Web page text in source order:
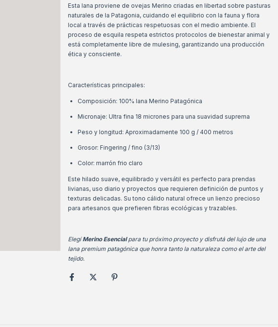
Esta lana proviene de ovejas Merino criadas en libertad sobre pasturas
naturales de la Patagonia, cuidando el equilibrio con la fauna y flora
local a través de prácticas respetuosas con el medio ambiente. El
proceso de esquila respeta estrictos protocolos de bienestar animal y
está completamente libre de mulesing, garantizando una producción
ética y consciente.
Características principales:
Composición: 100% lana Merino Patagónica
Micronaje: Ultra fina 18 micrones para una suavidad suprema
Peso y longitud: Aproximadamente 100 g / 400 metros
Grosor: Fingering / fino (3/13)
Color: marrón frio claro
Este hilado suave, equilibrado y versátil es perfecto para prendas
livianas, uso diario y proyectos que requieren definición de puntos y
texturas delicadas. Su tono cálido natural ofrece un lienzo precioso
para artesanos que prefieren fibras ecológicas y trazables.
ElegíMerino Esencialpara tu próximo proyecto y disfrutá del lujo de una
lana premium patagónica que honra tanto la naturaleza como el arte del
tejido.